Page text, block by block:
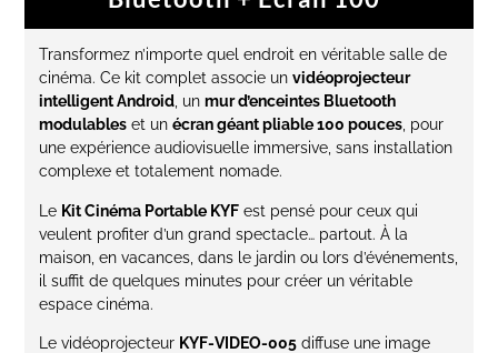
Transformez n’importe quel endroit en véritable salle de
cinéma. Ce kit complet associe unvidéoprojecteur
intelligent Android , unmur d’enceintes Bluetooth
modulables et unécran géant pliable 100 pouces , pour
une expérience audiovisuelle immersive, sans installation
complexe et totalement nomade.
Le Kit Cinéma Portable KYF est pensé pour ceux qui
veulent profiter d’un grand spectacle… partout. À la
maison, en vacances, dans le jardin ou lors d’événements,
il suffit de quelques minutes pour créer un véritable
espace cinéma.
Le vidéoprojecteur KYF-VIDEO-005 diffuse une image